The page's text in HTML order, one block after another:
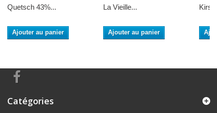
Quetsch 43%...
Ajouter au panier
La Vieille...
Ajouter au panier
Catégories